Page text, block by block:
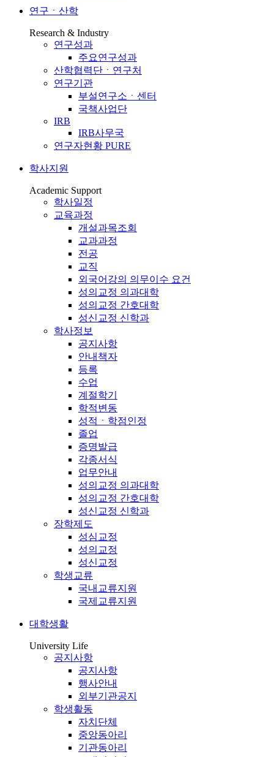
연구ㆍ산학
Research & Industry
연구성과
주요연구성과
산학협력단ㆍ연구처
연구기관
부설연구소ㆍ센터
국책사업단
IRB
IRB사무국
연구자현황 PURE
학사지원
Academic Support
학사일정
교육과정
개설과목조회
교과과정
전공
교직
외국어강의 의무이수 요건
성의교정 의과대학
성의교정 간호대학
성신교정 신학과
학사정보
공지사항
안내책자
등록
수업
계절학기
학적변동
성적ㆍ학점인정
졸업
증명발급
각종서식
업무안내
성의교정 의과대학
성의교정 간호대학
성신교정 신학과
장학제도
성심교정
성의교정
성신교정
학생교류
국내교류지원
국제교류지원
대학생활
University Life
공지사항
공지사항
행사안내
외부기관공지
학생활동
자치단체
중앙동아리
기관동아리